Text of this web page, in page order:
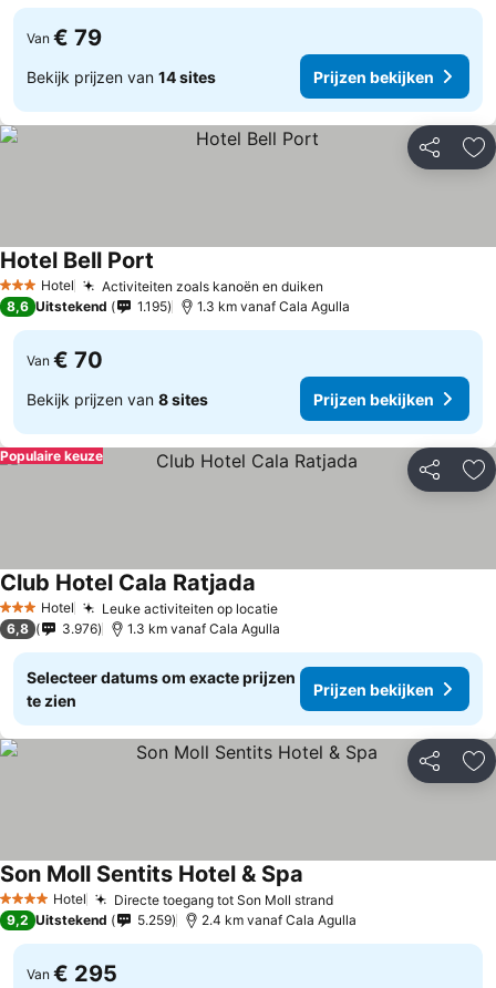
Van € 79
Bekijk prijzen van 14 sites Prijzen bekijken
Delen
3 SterrenHotel Activiteiten zoals kanoën en duiken
Hotel Bell Port
8,6 Uitstekend 1.195 1.3 km vanaf Cala Agulla
Van € 70
Bekijk prijzen van 8 sites Prijzen bekijken
Delen
Populaire keuze
3 SterrenHotel Leuke activiteiten op locatie
Club Hotel Cala Ratjada
6,8 3.976 1.3 km vanaf Cala Agulla
Selecteer datums om exacte prijzen
te zien
Prijzen bekijken
Delen
4 SterrenHotel Directe toegang tot Son Moll strand
Son Moll Sentits Hotel & Spa
9,2 Uitstekend 5.259 2.4 km vanaf Cala Agulla
Van € 295